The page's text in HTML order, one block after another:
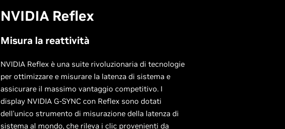
NVIDIA Reflex
Misura la reattività
NVIDIA Reflex è una suite rivoluzionaria di tecnologie
per ottimizzare e misurare la latenza di sistema e
assicurare il massimo vantaggio competitivo. I
display NVIDIA G-SYNC con Reflex sono dotati
dell'unico strumento di misurazione della latenza di
sistema al mondo, che rileva i clic provenienti da